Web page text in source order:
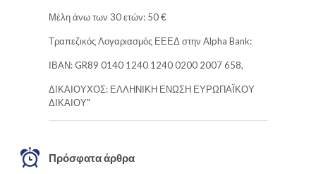
Μέλη άνω των 30 ετών: 50 €
Τραπεζικός Λογαριασμός ΕΕΕΔ στην Alpha Bank:
ΙΒΑΝ: GR89 0140 1240 1240 0200 2007 658,
ΔΙΚΑΙΟΥΧΟΣ: ΕΛΛΗΝΙΚΗ ΕΝΩΣΗ ΕΥΡΩΠΑΪΚΟΥ
ΔΙΚΑΙΟΥ"
Πρόσφατα άρθρα